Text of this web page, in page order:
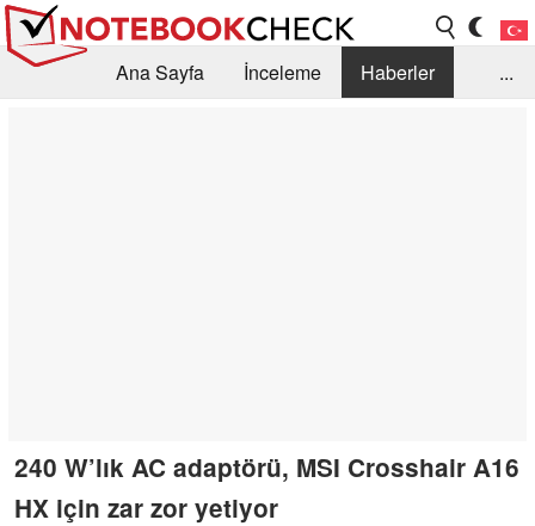
Ana Sayfa İnceleme
Haberler
...
240 W’lık AC adaptörü, MSI Crosshair A16
HX için zar zor yetiyor